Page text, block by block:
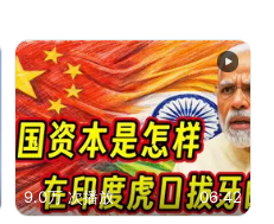
9.0万 次播放 06:42